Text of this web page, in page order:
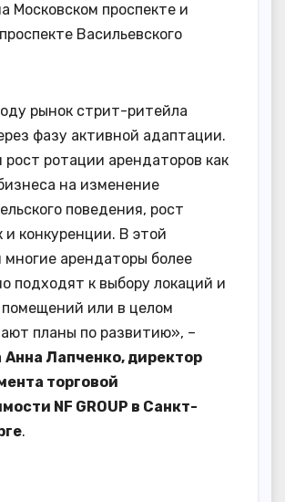
Московском проспекте и
Васильевского
рынок стрит-ритейла
фазу активной адаптации.
ротации арендаторов как
на изменение
поведения, рост
и конкуренции. В этой
многие арендаторы более
подходят к выбору локаций и
помещений или в целом
планы по развитию», –
Анна Лапченко, директор
торговой
NF GROUP в Санкт-
.